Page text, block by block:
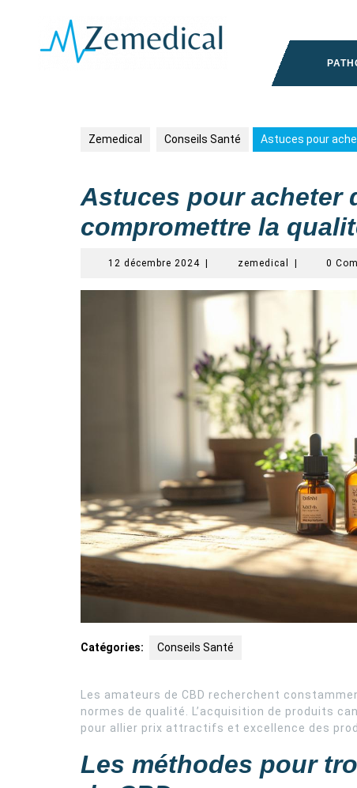
Zemedical Conseils Santé Astuces pour
Astuces pour acheter
compromettre la
12 décembre 202412
2024
zemedical zemedical
0
Catégories: Conseils Santé
Les amateurs de CBD recherchent
normes de qualité. L’acquisition de produits
pour allier prix attractifs et excellence des
Les méthodes pour